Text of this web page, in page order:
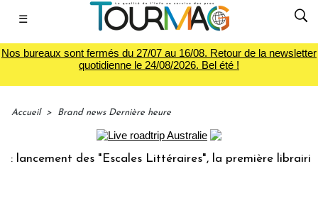
☰
Nos bureaux sont fermés du 27/07 au 16/08. Retour de la newsletter
quotidienne le 24/08/2026. Bel été !
Accueil > Brand news Dernière heure
des "Escales Littéraires", la première librairie du